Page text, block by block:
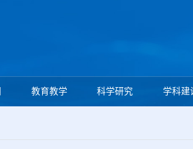
教育教学 科学研究 学科建